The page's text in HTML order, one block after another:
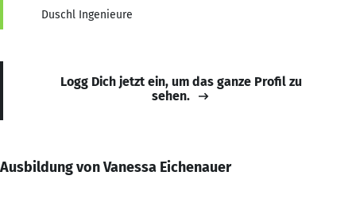
Duschl Ingenieure
Logg Dich jetzt ein, um das ganze Profil zu
sehen.
Ausbildung von Vanessa Eichenauer